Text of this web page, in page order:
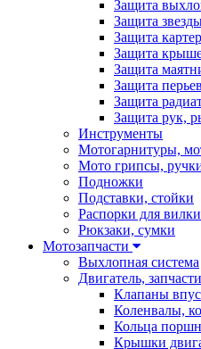
Защита
Защита
Защита
Защита
Защита
Защита
Защита
Защита рук,
Инструменты
Мотогарнитуры,
Мото грипсы,
Подножки
Подставки, стойки
Распорки для вилки
Рюкзаки, сумки
Мотозапчасти
Выхлопная система
Двигатель,
Клапаны
Коленвалы,
Кольца
Крышки